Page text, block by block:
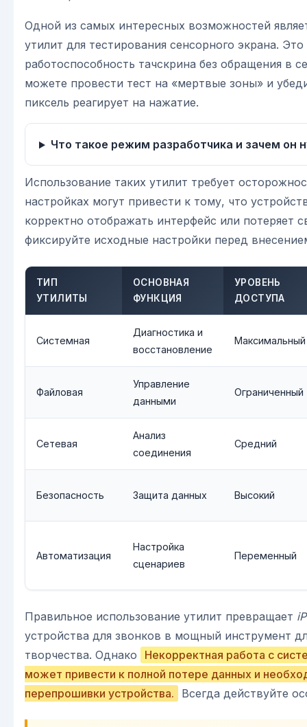
Одной из самых интересных возможностей
утилит для тестирования сенсорного экрана.
работоспособность тачскрина без обращения в
можете провести тест на «мертвые зоны» и
пиксель реагирует на нажатие.
Что такое режим разработчика и зачем он
Использование таких утилит требует
настройках могут привести к тому, что
корректно отображать интерфейс или потеряет
фиксируйте исходные настройки перед
ТИП
УТИЛИТЫ
ОСНОВНАЯ
ФУНКЦИЯ
УРОВЕНЬ
ДОСТУПА
Системная
Диагностика и
восстановление
Максимальный
Файловая
Управление
данными
Ограниченный
Сетевая
Анализ
соединения
Средний
Безопасность Защита данных Высокий
Автоматизация
Настройка
сценариев
Переменный
Правильное использование утилит превращает
устройства для звонков в мощный инструмент
творчества. Однако
Некорректная работа с
может привести к полной потере данных и
перепрошивки устройства.
Всегда действуйте